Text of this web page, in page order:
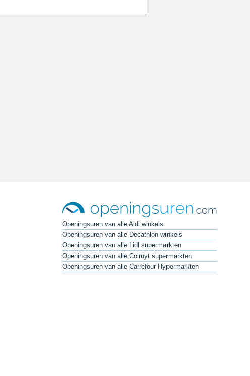
Openingsuren van alle Aldi winkels
Openingsuren van alle Decathlon winkels
Openingsuren van alle Lidl supermarkten
Openingsuren van alle Colruyt supermarkten
Openingsuren van alle Carrefour Hypermarkten